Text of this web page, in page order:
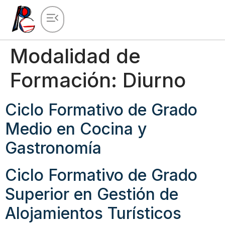
Modalidad de
Formación: Diurno
Ciclo Formativo de Grado
Medio en Cocina y
Gastronomía
Ciclo Formativo de Grado
Superior en Gestión de
Alojamientos Turísticos